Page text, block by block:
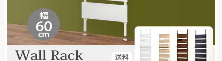
日用品
コラム
ご利用ガイド